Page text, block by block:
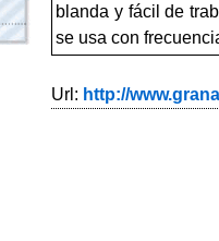
blanda y fácil de
se usa con
Url: http://